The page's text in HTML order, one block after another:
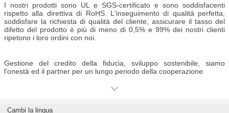
I nostri prodotti sono UL e SGS-certificato e sono soddisfacenti
rispetto alla direttiva di RoHS. L'inseguimento di qualità perfetta,
soddisfare la richiesta di qualità del cliente, assicurare il tasso del
difetto del prodotto è più di meno di 0,5% e 99% dei nostri clienti
ripetono i loro ordini con noi.
Gestione del credito della fiducia, sviluppo sostenibile, siamo
l'onestà ed il partner per un lungo periodo della cooperazione
Cambi la lingua